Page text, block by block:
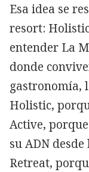
Esa idea se
resort:
entender La
donde
gastronomía,
Holistic,
Active,
su ADN
Retreat,